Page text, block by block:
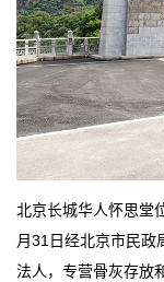
北京长城华人怀思堂
月31日经北京市民政
法人，专营骨灰存放